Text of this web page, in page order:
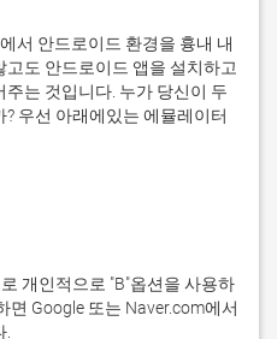
서 안드로이드 환경을 흉내 내
도 안드로이드 앱을 설치하고
는 것입니다. 누가 당신이 두
우선 아래에있는 에뮬레이터
면 Google 또는 Naver.com에서